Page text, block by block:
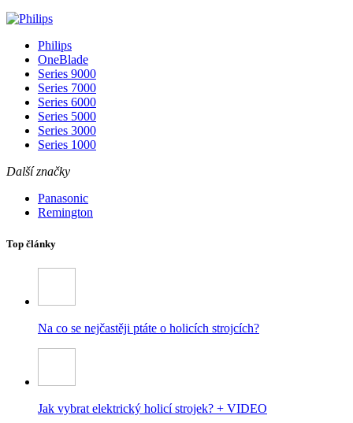
Philips
OneBlade
Series 9000
Series 7000
Series 6000
Series 5000
Series 3000
Series 1000
Další značky
Panasonic
Remington
Top články
Na co se nejčastěji ptáte o holicích strojcích?
Jak vybrat elektrický holicí strojek? + VIDEO